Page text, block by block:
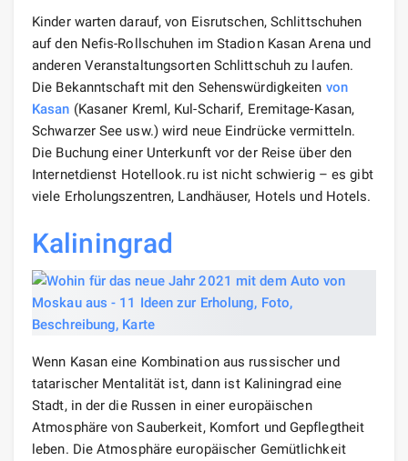
Kinder warten darauf, von Eisrutschen, Schlittschuhen
auf den Nefis-Rollschuhen im Stadion Kasan Arena und
anderen Veranstaltungsorten Schlittschuh zu laufen.
Die Bekanntschaft mit den Sehenswürdigkeiten von
Kasan (Kasaner Kreml, Kul-Scharif, Eremitage-Kasan,
Schwarzer See usw.) wird neue Eindrücke vermitteln.
Die Buchung einer Unterkunft vor der Reise über den
Internetdienst Hotellook.ru ist nicht schwierig – es gibt
viele Erholungszentren, Landhäuser, Hotels und Hotels.
Kaliningrad
Wenn Kasan eine Kombination aus russischer und
tatarischer Mentalität ist, dann ist Kaliningrad eine
Stadt, in der die Russen in einer europäischen
Atmosphäre von Sauberkeit, Komfort und Gepflegtheit
leben. Die Atmosphäre europäischer Gemütlichkeit